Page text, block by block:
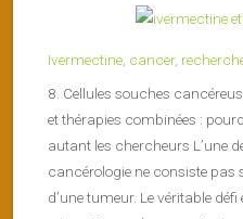
Ivermectine, cancer,
8. Cellules souches
et thérapies combinées :
autant les chercheurs L’une
cancérologie ne consiste pas
d’une tumeur. Le véritable